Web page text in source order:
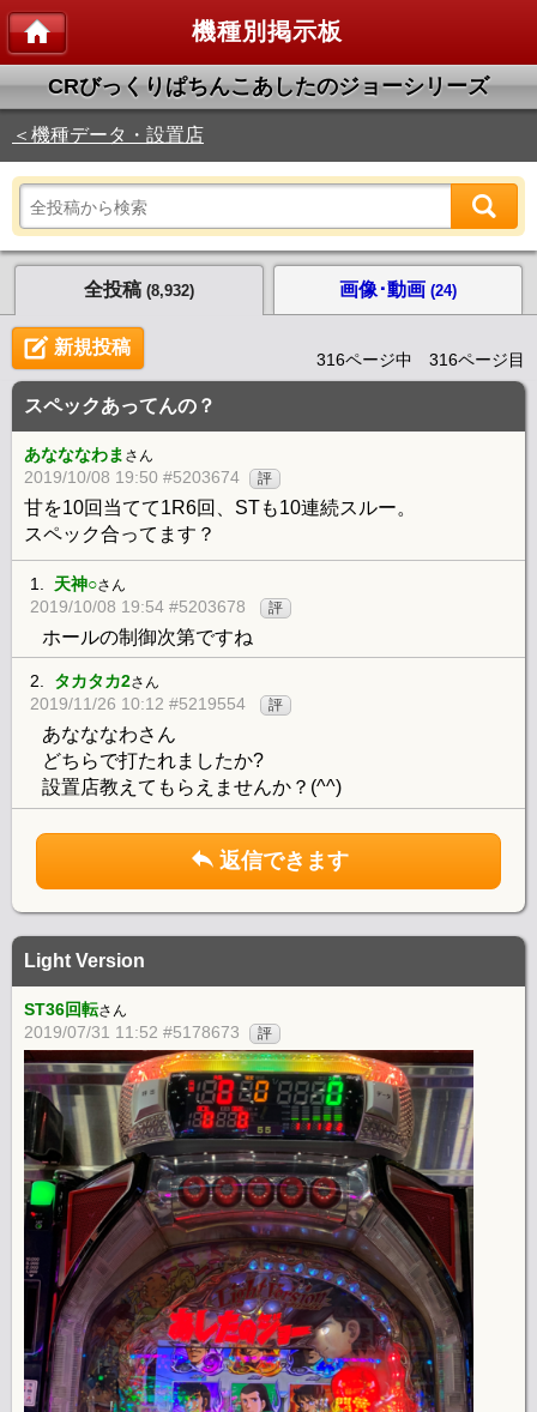
機種別掲示板
CRびっくりぱちんこあしたのジョーシリーズ
＜機種データ・設置店
全投稿 (8,932) 画像･動画 (24)
新規投稿
316ページ中 316ページ目
スペックあってんの？
あなななわま さん
2019/10/08 19:50 #5203674 評
甘を10回当てて1R6回、STも10連続スルー。
スペック合ってます？
1. 天神○さん
2019/10/08 19:54 #5203678 評
ホールの制御次第ですね
2. タカタカ2さん
2019/11/26 10:12 #5219554 評
あなななわさん
どちらで打たれましたか?
設置店教えてもらえませんか？(^^)
返信できます
Light Version
ST36回転さん
2019/07/31 11:52 #5178673 評